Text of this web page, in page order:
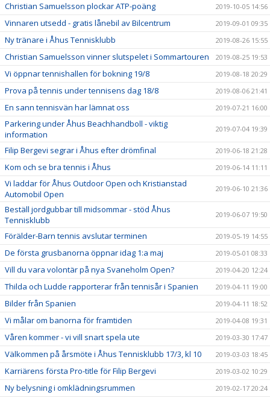
Christian Samuelsson plockar ATP-poäng 2019-10-05 14:56
Vinnaren utsedd - gratis lånebil av Bilcentrum 2019-09-01 09:35
Ny tränare i Åhus Tennisklubb 2019-08-26 15:55
Christian Samuelsson vinner slutspelet i Sommartouren 2019-08-25 19:53
Vi öppnar tennishallen för bokning 19/8 2019-08-18 20:29
Prova på tennis under tennisens dag 18/8 2019-08-06 21:41
En sann tennisvän har lämnat oss 2019-07-21 16:00
Parkering under Åhus Beachhandboll - viktig
information
2019-07-04 19:39
Filip Bergevi segrar i Åhus efter drömfinal 2019-06-18 21:28
Kom och se bra tennis i Åhus 2019-06-14 11:11
Vi laddar för Åhus Outdoor Open och Kristianstad
Automobil Open
2019-06-10 21:36
Beställ jordgubbar till midsommar - stöd Åhus
Tennisklubb
2019-06-07 19:50
Förälder-Barn tennis avslutar terminen 2019-05-19 14:55
De första grusbanorna öppnar idag 1:a maj 2019-05-01 08:33
Vill du vara volontär på nya Svaneholm Open? 2019-04-20 12:24
Thilda och Ludde rapporterar från tennisår i Spanien 2019-04-11 19:00
Bilder från Spanien 2019-04-11 18:52
Vi målar om banorna för framtiden 2019-04-08 19:31
Våren kommer - vi vill snart spela ute 2019-03-30 17:47
Välkommen på årsmöte i Åhus Tennisklubb 17/3, kl 10 2019-03-03 18:45
Karriärens första Pro-title för Filip Bergevi 2019-03-02 10:29
Ny belysning i omklädningsrummen 2019-02-17 20:24